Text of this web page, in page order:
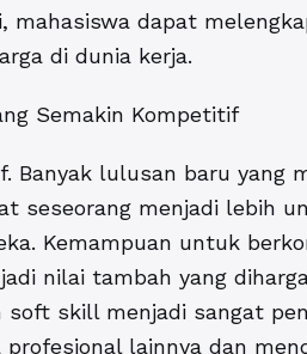
dapat
di dunia kerja.
Semakin Kompetitif
Banyak lulusan baru yang
seseorang menjadi lebih
Kemampuan untuk
nilai tambah yang
soft skill menjadi sangat
lainnya dan